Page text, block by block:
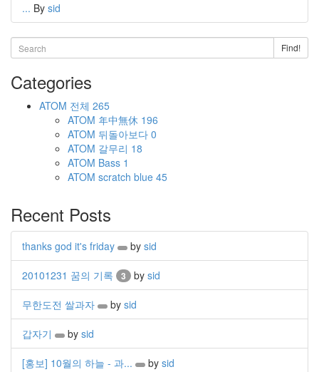
... By sid
Find!
Categories
ATOM 전체 265
ATOM 年中無休 196
ATOM 뒤돌아보다 0
ATOM 갈무리 18
ATOM Bass 1
ATOM scratch blue 45
Recent Posts
thanks god it's friday by sid
20101231 꿈의 기록 3 by sid
무한도전 쌀과자 by sid
갑자기 by sid
[홍보] 10월의 하늘 - 과... by sid